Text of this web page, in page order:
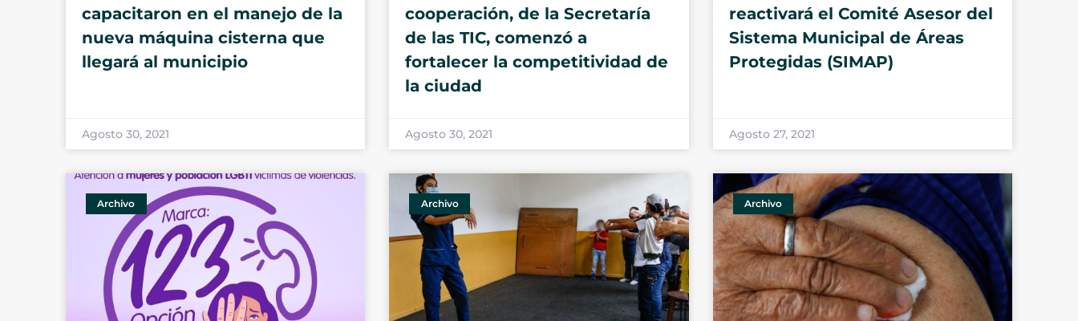
capacitaron en el manejo de la
nueva máquina cisterna que
llegará al municipio
Agosto 30, 2021
cooperación, de la Secretaría
de las TIC, comenzó a
fortalecer la competitividad de
la ciudad
Agosto 30, 2021
reactivará el Comité Asesor del
Sistema Municipal de Áreas
Protegidas (SIMAP)
Agosto 27, 2021
Archivo Archivo Archivo